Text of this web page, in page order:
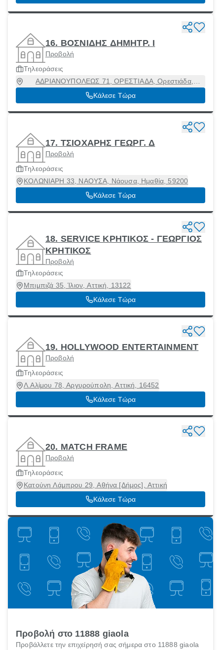
16. ΒΟΣΝΙΔΗΣ ΔΗΜΗΤΡ. Ι
Προβολή
Τηλεοράσεις
ΑΔΡΙΑΝΟΥΠΟΛΕΩΣ 71, ΟΡΕΣΤΙΑΔΑ, Ορεστιάδα,
Έβρος, 68200
Κάλεσε Τώρα
17. ΤΣΙΟΧΑΡΗΣ ΓΕΩΡΓ. Δ
Προβολή
Τηλεοράσεις
ΚΟΛΩΝΙΑΡΗ 33, ΝΑΟΥΣΑ, Νάουσα, Ημαθία, 59200
Κάλεσε Τώρα
18. SERVICE ΚΡΗΤΙΚΟΣ - ΓΕΩΡΓΙΟΣ
ΚΡΗΤΙΚΟΣ
Προβολή
Τηλεοράσεις
Μπιμπιζά 35, Ίλιον, Αττική, 13122
Κάλεσε Τώρα
19. HOLLYWOOD ENTERTAINMENT
Προβολή
Τηλεοράσεις
Λ.Αλίμου 78, Αργυρούπολη, Αττική, 16452
Κάλεσε Τώρα
20. MATCH FRAME
Προβολή
Τηλεοράσεις
Κατούνη Λάμπρου 29, Αθήνα [Δήμος], Αττική
Κάλεσε Τώρα
Προβολή στο 11888 giaola
Προβάλλετε την επιχείρησή σας σήμερα στο 11888 giaola